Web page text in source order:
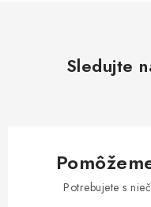
Sledujte
Potrebujete s